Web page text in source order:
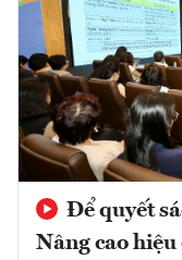
Để quyết
Nâng cao hiệu